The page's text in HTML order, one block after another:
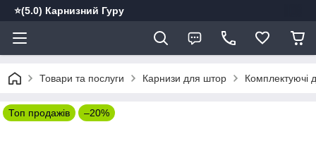
⭐️(5.0) Карнизний Гуру
Товари та послуги Карнизи для штор Комплектуючі
Топ продажів –20%